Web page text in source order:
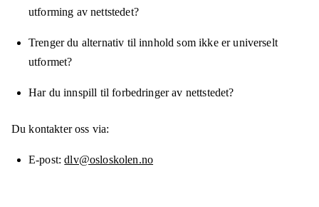
utforming av nettstedet?
Trenger du alternativ til innhold som ikke er universelt
utformet?
Har du innspill til forbedringer av nettstedet?
Du kontakter oss via:
E-post dlv@osloskolen.no